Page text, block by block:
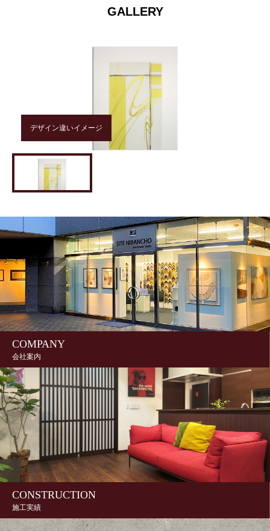
GALLERY
デザイン違いイメージ
COMPANY
会社案内
CONSTRUCTION
施工実績